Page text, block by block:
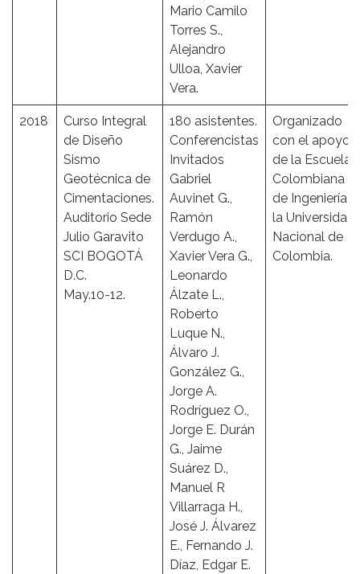
Mario Camilo
Torres S.,
Alejandro
Ulloa, Xavier
Vera.
2018
Curso Integral
de Diseño
Sismo
Geotécnica de
Cimentaciones.
Auditorio Sede
Julio Garavito
SCI BOGOTÁ
D.C.
May.10-12.
180 asistentes.
Conferencistas
Invitados
Gabriel
Auvinet G.,
Ramón
Verdugo A.,
Xavier Vera G.,
Leonardo
Álzate L.,
Roberto
Luque N.,
Álvaro J.
González G.,
Jorge A.
Rodríguez O.,
Jorge E. Durán
G., Jaime
Suárez D.,
Manuel R
Villarraga H.,
José J. Álvarez
E., Fernando J.
Díaz, Edgar E.
Organizado
con el apoyo
de la Escuela
Colombiana
de Ingeniería y
la Universidad
Nacional de
Colombia.